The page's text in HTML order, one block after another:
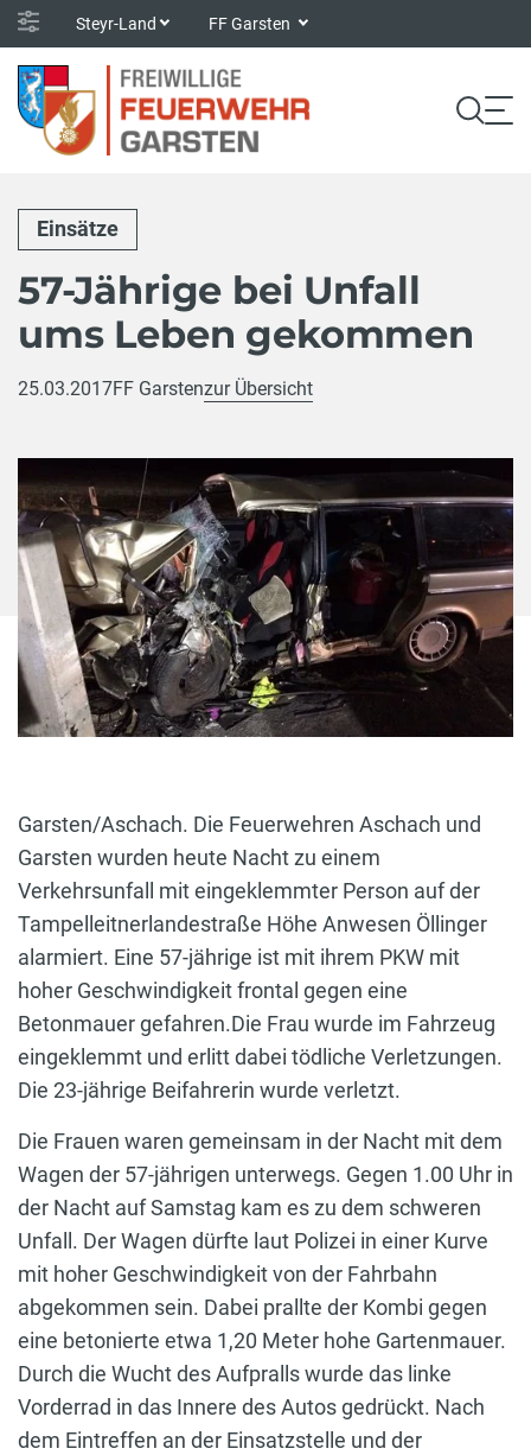
Steyr-Land FF Garsten
Einsätze
57-Jährige bei Unfall
ums Leben gekommen
25.03.2017FF Garstenzur Übersicht
Garsten/Aschach. Die Feuerwehren Aschach und
Garsten wurden heute Nacht zu einem
Verkehrsunfall mit eingeklemmter Person auf der
Tampelleitnerlandestraße Höhe Anwesen Öllinger
alarmiert. Eine 57-jährige ist mit ihrem PKW mit
hoher Geschwindigkeit frontal gegen eine
Betonmauer gefahren.Die Frau wurde im Fahrzeug
eingeklemmt und erlitt dabei tödliche Verletzungen.
Die 23-jährige Beifahrerin wurde verletzt.
Die Frauen waren gemeinsam in der Nacht mit dem
Wagen der 57-jährigen unterwegs. Gegen 1.00 Uhr in
der Nacht auf Samstag kam es zu dem schweren
Unfall. Der Wagen dürfte laut Polizei in einer Kurve
mit hoher Geschwindigkeit von der Fahrbahn
abgekommen sein. Dabei prallte der Kombi gegen
eine betonierte etwa 1,20 Meter hohe Gartenmauer.
Durch die Wucht des Aufpralls wurde das linke
Vorderrad in das Innere des Autos gedrückt. Nach
dem Eintreffen an der Einsatzstelle und der